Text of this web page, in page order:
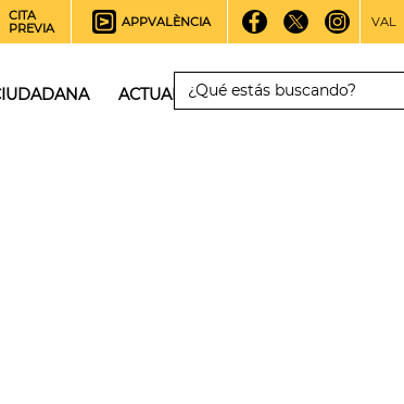
CITA
PREVIA
APPVALÈNCIA VAL
ACTUALIDAD